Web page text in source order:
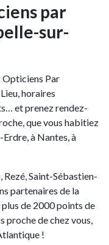
par
sur-
Opticiens Par
horaires
et prenez rendez-
que vous habitiez
à Nantes, à
Saint-Sébastien-
partenaires de la
de 2000 points de
proche de chez vous,
!